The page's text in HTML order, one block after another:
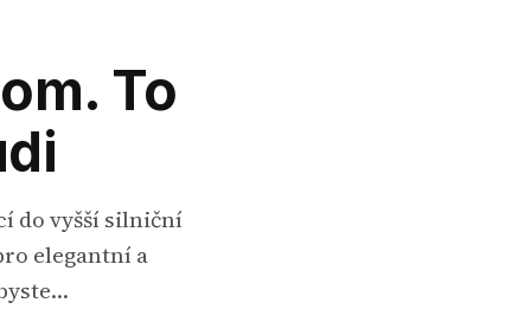
To
do vyšší silniční
elegantní a